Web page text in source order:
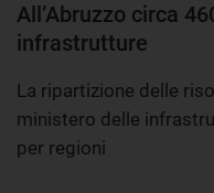
All’Abruzzo circa
infrastrutture
La ripartizione delle
ministero delle
per regioni